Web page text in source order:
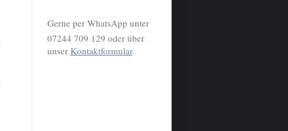
Gerne per WhatsApp unter
07244 709 129 oder über
unser Kontaktformular.